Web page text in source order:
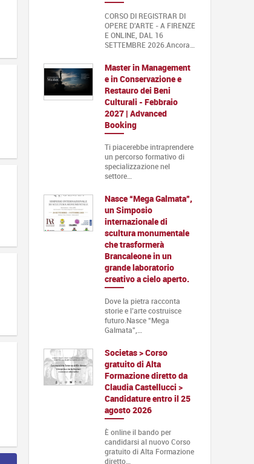
CORSO DI REGISTRAR DI
OPERE D'ARTE - A FIRENZE
E ONLINE, DAL 16
SETTEMBRE 2026.Ancora…
Master in Management
e in Conservazione e
Restauro dei Beni
Culturali - Febbraio
2027 | Advanced
Booking
Ti piacerebbe intraprendere
un percorso formativo di
specializzazione nel
settore…
Nasce “Mega Galmata”,
un Simposio
internazionale di
scultura monumentale
che trasformerà
Brancaleone in un
grande laboratorio
creativo a cielo aperto.
Dove la pietra racconta
storie e l’arte costruisce
futuro.Nasce “Mega
Galmata”,…
Societas > Corso
gratuito di Alta
Formazione diretto da
Claudia Castellucci >
Candidature entro il 25
agosto 2026
È online il bando per
candidarsi al nuovo Corso
gratuito di Alta Formazione
diretto…